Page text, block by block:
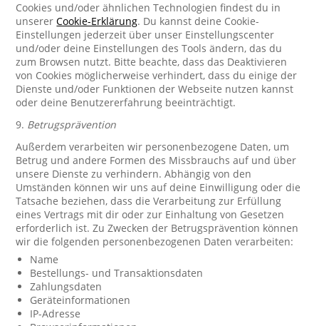
Cookies und/oder ähnlichen Technologien findest du in
unsererCookie-Erklärung. Du kannst deine Cookie-
Einstellungen jederzeit über unser Einstellungscenter
und/oder deine Einstellungen des Tools ändern, das du
zum Browsen nutzt. Bitte beachte, dass das Deaktivieren
von Cookies möglicherweise verhindert, dass du einige der
Dienste und/oder Funktionen der Webseite nutzen kannst
oder deine Benutzererfahrung beeinträchtigt.
9. Betrugsprävention
Außerdem verarbeiten wir personenbezogene Daten, um
Betrug und andere Formen des Missbrauchs auf und über
unsere Dienste zu verhindern. Abhängig von den
Umständen können wir uns auf deine Einwilligung oder die
Tatsache beziehen, dass die Verarbeitung zur Erfüllung
eines Vertrags mit dir oder zur Einhaltung von Gesetzen
erforderlich ist. Zu Zwecken der Betrugsprävention können
wir die folgenden personenbezogenen Daten verarbeiten:
Name
Bestellungs- und Transaktionsdaten
Zahlungsdaten
Geräteinformationen
IP-Adresse